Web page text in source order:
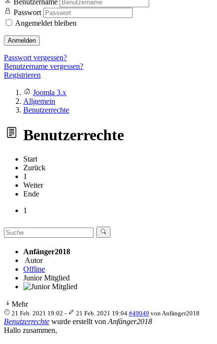
Benutzername
Passwort
Angemeldet bleiben
Anmelden
Passwort vergessen?
Benutzername vergessen?
Registrieren
Joomla 3.x
Allgemein
Benutzerrechte
Benutzerrechte
Start
Zurück
1
Weiter
Ende
1
Anfänger2018
Autor
Offline
Junior Mitglied
Mehr
21 Feb. 2021 19:02 - 21 Feb. 2021 19:04 #49049 von Anfänger2018
Benutzerrechte wurde erstellt von Anfänger2018
Hallo zusammen,